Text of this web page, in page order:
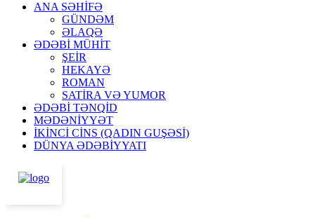
ANA SƏHİFƏ
GÜNDƏM
ƏLAQƏ
ƏDƏBİ MÜHİT
ŞEİR
HEKAYƏ
ROMAN
SATİRA VƏ YUMOR
ƏDƏBİ TƏNQİD
MƏDƏNİYYƏT
İKİNCİ CİNS (QADIN GUŞƏSİ)
DÜNYA ƏDƏBİYYATI